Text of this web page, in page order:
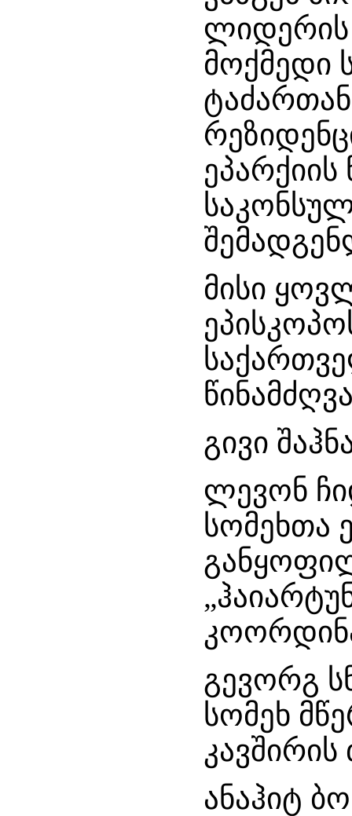
ლიდერის
მოქმედი
მისი
გივი
ლევონ
სომეხთა
გევორგ
სომეხ
ანაჰიტ